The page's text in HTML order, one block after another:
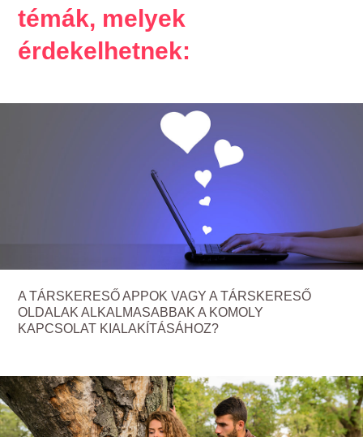
témák, melyek
érdekelhetnek:
A TÁRSKERESŐ APPOK VAGY A TÁRSKERESŐ
OLDALAK ALKALMASABBAK A KOMOLY
KAPCSOLAT KIALAKÍTÁSÁHOZ?